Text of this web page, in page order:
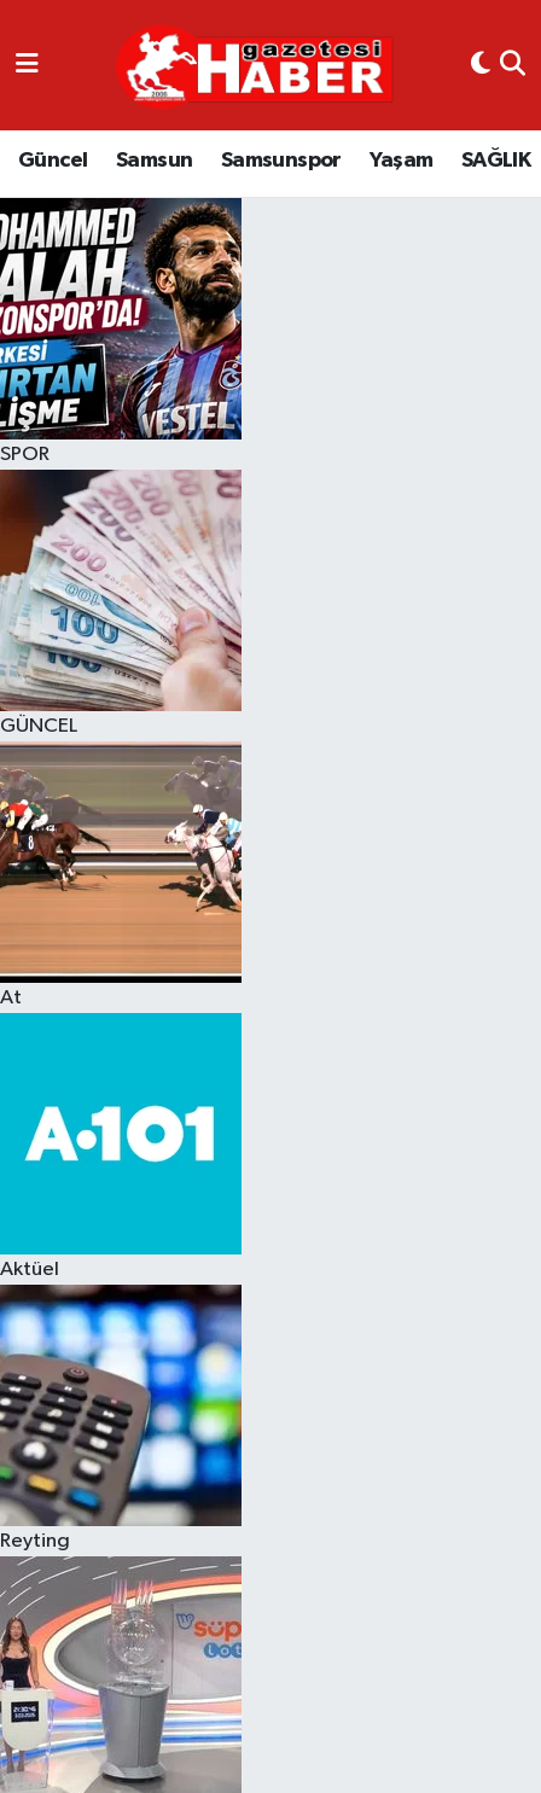
Güncel Samsun Samsunspor Yaşam SAĞLIK
SPOR
GÜNCEL
At
Aktüel
Reyting
GÜNCEL
SAMSUN
SAMSUNSPOR
EKONOMİ
YAŞAM